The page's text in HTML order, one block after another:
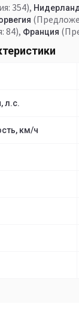
354),
84), Франция
л.с.
км/ч